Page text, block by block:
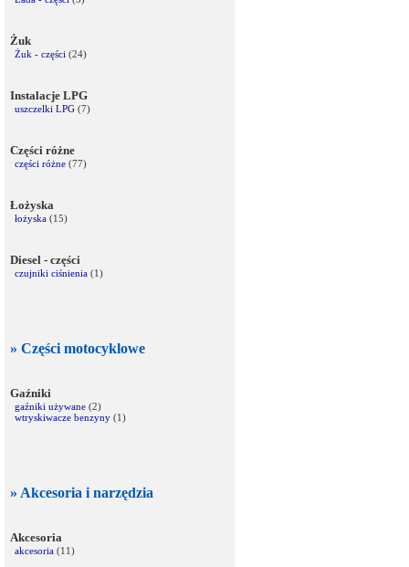
Żuk
Żuk - części (24)
Instalacje LPG
uszczelki LPG (7)
Części różne
części różne (77)
Łożyska
łożyska (15)
Diesel - części
czujniki ciśnienia (1)
» Części motocyklowe
Gaźniki
gaźniki używane (2)
wtryskiwacze benzyny (1)
» Akcesoria i narzędzia
Akcesoria
akcesoria (11)